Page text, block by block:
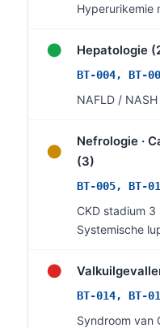
Hyperurikemie
● Hepatologie
BT-004, BT-
NAFLD /
●
Nefrologie ·
(3)
BT-005, BT-
CKD stadium 3
Systemische
●
BT-014, BT-
Syndroom van
Afrikaans
Basa Jawa
ئۇيغۇرچە
Кыргызча
Беларуская